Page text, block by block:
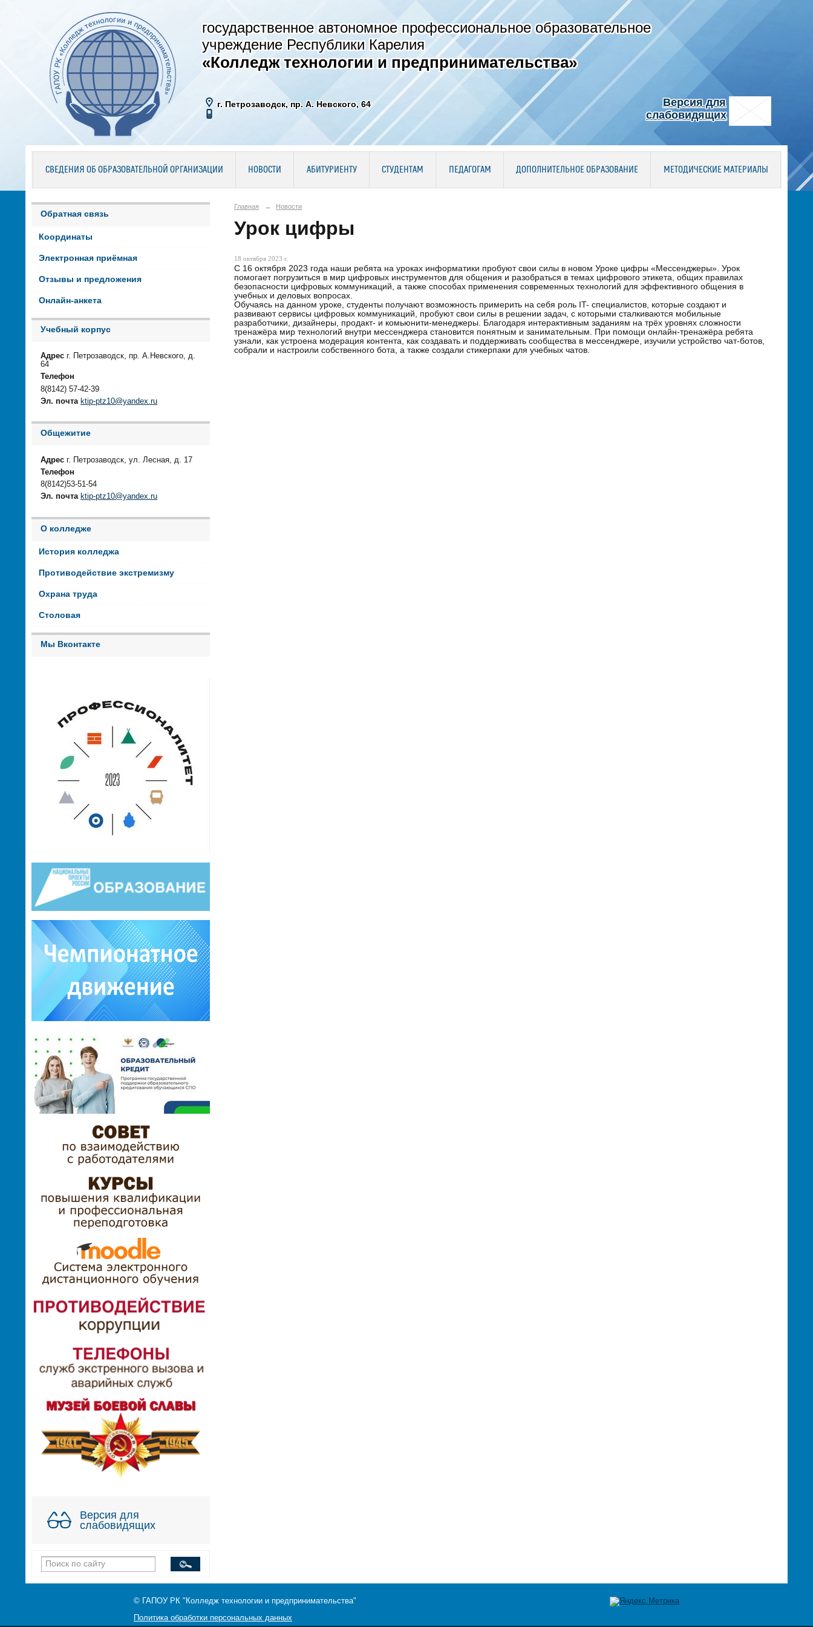
государственное автономное профессиональное образовательное
учреждение Республики Карелия
«Колледж технологии и предпринимательства»
г. Петрозаводск, пр. А. Невского, 64
Версия для
слабовидящих
СВЕДЕНИЯ ОБ ОБРАЗОВАТЕЛЬНОЙ ОРГАНИЗАЦИИ НОВОСТИ АБИТУРИЕНТУ СТУДЕНТАМ ПЕДАГОГАМ ДОПОЛНИТЕЛЬНОЕ ОБРАЗОВАНИЕ МЕТОДИЧЕСКИЕ МАТЕРИАЛЫ
Обратная связь
Координаты
Электронная приёмная
Отзывы и предложения
Онлайн-анкета
Учебный корпус
Адрес г. Петрозаводск, пр. А.Невского, д.
64
Телефон
8(8142) 57-42-39
Эл. почта ktip-ptz10@yandex.ru
Общежитие
Адрес г. Петрозаводск, ул. Лесная, д. 17
Телефон
8(8142)53-51-54
Эл. почта ktip-ptz10@yandex.ru
О колледже
История колледжа
Противодействие экстремизму
Охрана труда
Столовая
Мы Вконтакте
Версия для
слабовидящих
Главная → Новости
Урок цифры
18 октября 2023 г.
С 16 октября 2023 года наши ребята на уроках информатики пробуют свои силы в новом Уроке цифры «Мессенджеры». Урок
помогает погрузиться в мир цифровых инструментов для общения и разобраться в темах цифрового этикета, общих правилах
безопасности цифровых коммуникаций, а также способах применения современных технологий для эффективного общения в
учебных и деловых вопросах.
Обучаясь на данном уроке, студенты получают возможность примерить на себя роль IT- специалистов, которые создают и
развивают сервисы цифровых коммуникаций, пробуют свои силы в решении задач, с которыми сталкиваются мобильные
разработчики, дизайнеры, продакт- и комьюнити-менеджеры. Благодаря интерактивным заданиям на трёх уровнях сложности
тренажёра мир технологий внутри мессенджера становится понятным и занимательным. При помощи онлайн-тренажёра ребята
узнали, как устроена модерация контента, как создавать и поддерживать сообщества в мессенджере, изучили устройство чат-ботов,
собрали и настроили собственного бота, а также создали стикерпаки для учебных чатов.
© ГАПОУ РК "Колледж технологии и предпринимательства"
Политика обработки персональных данных